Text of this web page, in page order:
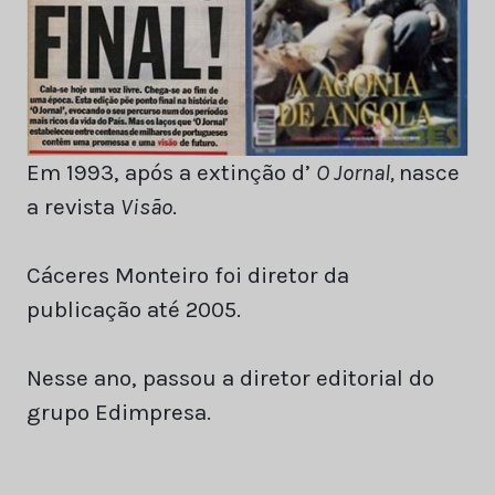
Em 1993, após a extinção d’ O Jornal, nasce
a revista Visão.
Cáceres Monteiro foi diretor da
publicação até 2005.
Nesse ano, passou a diretor editorial do
grupo Edimpresa.